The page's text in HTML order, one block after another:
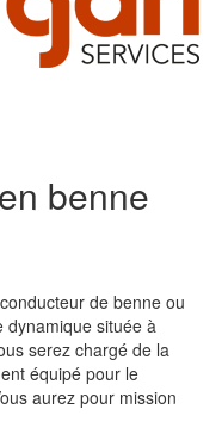
benne
de benne ou
dynamique située à
serez chargé de la
équipé pour le
aurez pour mission